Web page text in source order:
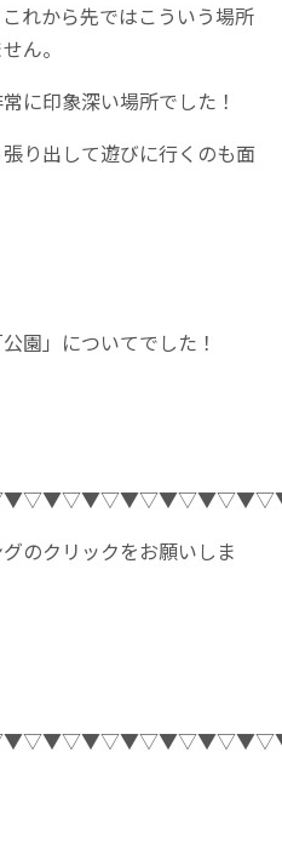
れから先ではこういう場所
ん。
に印象深い場所でした！
り出して遊びに行くのも面
園」についてでした！
のクリックをお願いしま